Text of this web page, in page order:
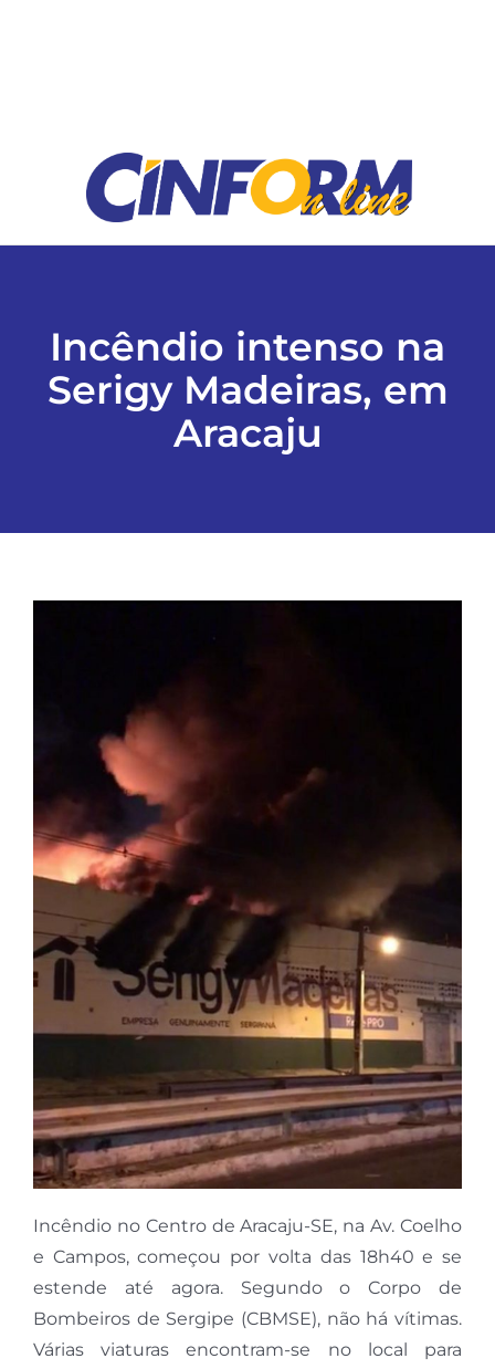
Classificados
FALE CONOSCO
EDIÇÕES EM PDF
Incêndio intenso na
Serigy Madeiras, em
Aracaju
Incêndio no Centro de Aracaju-SE, na Av. Coelho
e Campos, começou por volta das 18h40 e se
estende até agora. Segundo o Corpo de
Bombeiros de Sergipe (CBMSE), não há vítimas.
Várias viaturas encontram-se no local para